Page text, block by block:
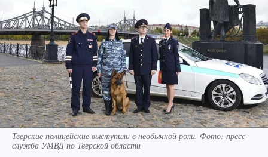
Тверские полицейские выступили в необычной роли. Фото: пресс-
служба УМВД по Тверской области